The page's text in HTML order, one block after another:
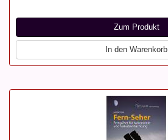
Zum Produkt
In den Warenkorb